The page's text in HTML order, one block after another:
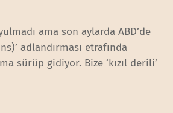
ama son aylarda ABD’de
adlandırması etrafında
sürüp gidiyor. Bize ‘kızıl derili’